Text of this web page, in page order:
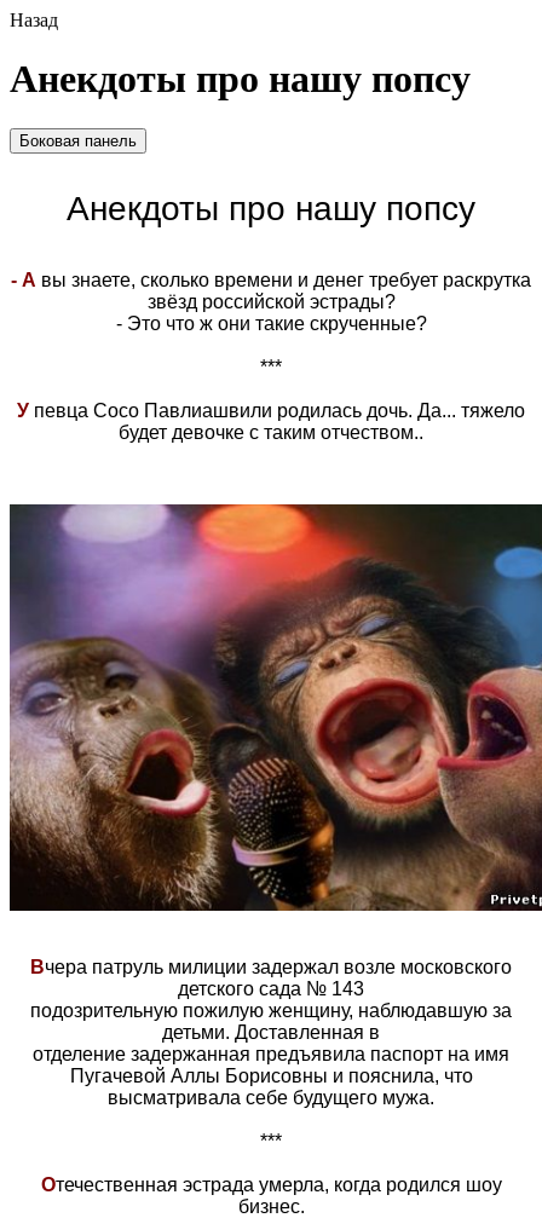
Назад
Анекдоты про нашу попсу
Боковая панель
Анекдоты про нашу попсу
- А вы знаете, сколько времени и денег требует раскрутка
звёзд российской эстрады?
- Это что ж они такие скрученные?
***
У певца Сосо Павлиашвили родилась дочь. Да... тяжело
будет девочке с таким отчеством..
Вчера патруль милиции задержал возле московского
детского сада № 143
подозрительную пожилую женщину, наблюдавшую за
детьми. Доставленная в
отделение задержанная предъявила паспорт на имя
Пугачевой Аллы Борисовны и пояснила, что
высматривала себе будущего мужа.
***
Отечественная эстрада умерла, когда родился шоу
бизнес.